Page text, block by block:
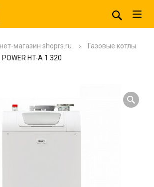
магазин shoprs.ru
Газовые котлы
POWER HT-A 1.320